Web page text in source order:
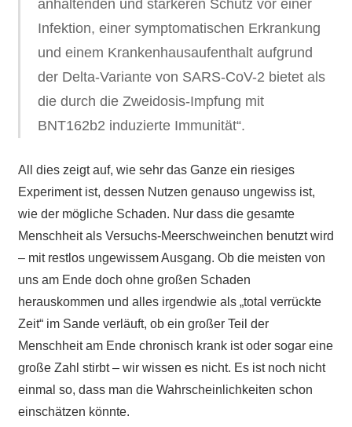
anhaltenden und stärkeren Schutz vor einer
Infektion, einer symptomatischen Erkrankung
und einem Krankenhausaufenthalt aufgrund
der Delta-Variante von SARS-CoV-2 bietet als
die durch die Zweidosis-Impfung mit
BNT162b2 induzierte Immunität“.
All dies zeigt auf, wie sehr das Ganze ein riesiges
Experiment ist, dessen Nutzen genauso ungewiss ist,
wie der mögliche Schaden. Nur dass die gesamte
Menschheit als Versuchs-Meerschweinchen benutzt wird
– mit restlos ungewissem Ausgang. Ob die meisten von
uns am Ende doch ohne großen Schaden
herauskommen und alles irgendwie als „total verrückte
Zeit“ im Sande verläuft, ob ein großer Teil der
Menschheit am Ende chronisch krank ist oder sogar eine
große Zahl stirbt – wir wissen es nicht. Es ist noch nicht
einmal so, dass man die Wahrscheinlichkeiten schon
einschätzen könnte.